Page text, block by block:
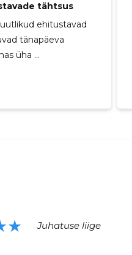
tähtsus
ehitustavad
tänapäeva
üha ...
Juhatuse liige